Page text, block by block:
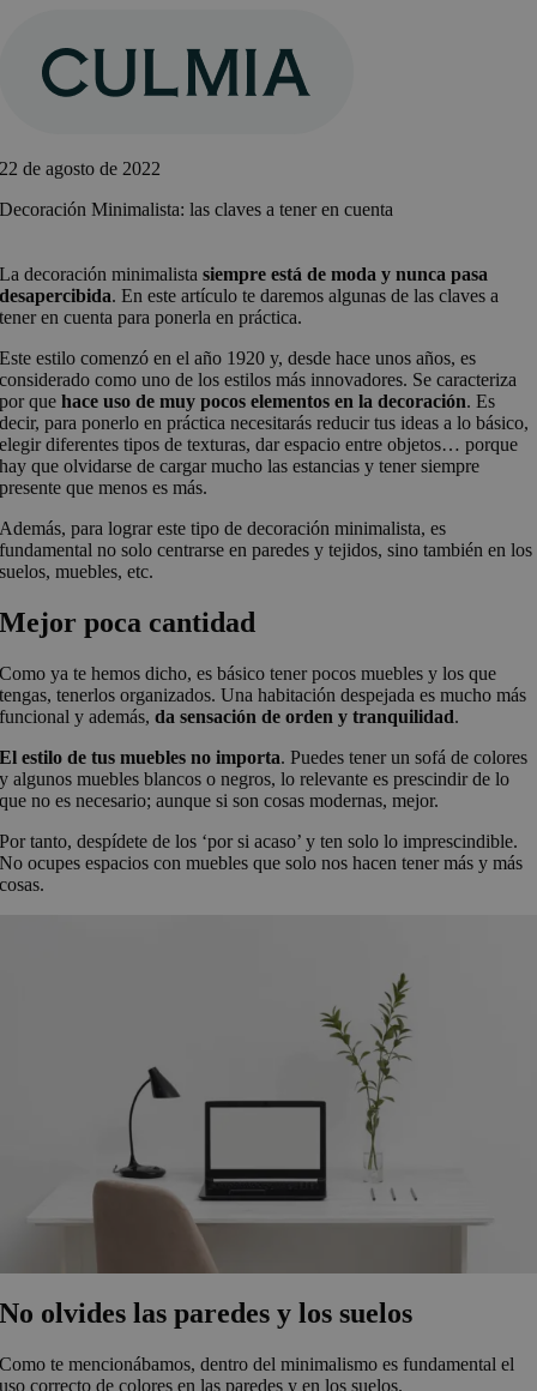
contenido
22 de agosto de 2022
Decoración Minimalista: las claves a tener en cuenta
La decoración minimalistasiempre está de moda y nunca pasa
desapercibida. En este artículo te daremos algunas de las claves a
tener en cuenta para ponerla en práctica.
Este estilo comenzó en el año 1920 y, desde hace unos años, es
considerado como uno de los estilos más innovadores. Se caracteriza
por quehace uso de muy pocos elementos en la decoración. Es
decir, para ponerlo en práctica necesitarás reducir tus ideas a lo básico,
elegir diferentes tipos de texturas, dar espacio entre objetos… porque
hay que olvidarse de cargar mucho las estancias y tener siempre
presente que menos es más.
Además, para lograr este tipo de decoración minimalista, es
fundamental no solo centrarse en paredes y tejidos, sino también en los
suelos, muebles, etc.
Mejor poca cantidad
Como ya te hemos dicho, es básico tener pocos muebles y los que
tengas, tenerlos organizados. Una habitación despejada es mucho más
funcional y además,da sensación de orden y tranquilidad.
El estilo de tus muebles no importa. Puedes tener un sofá de colores
y algunos muebles blancos o negros, lo relevante es prescindir de lo
que no es necesario; aunque si son cosas modernas, mejor.
Por tanto, despídete de los ‘por si acaso’ y ten solo lo imprescindible.
No ocupes espacios con muebles que solo nos hacen tener más y más
cosas.
No olvides las paredes y los suelos
Como te mencionábamos, dentro del minimalismo es fundamental el
uso correcto de colores en las paredes y en los suelos.